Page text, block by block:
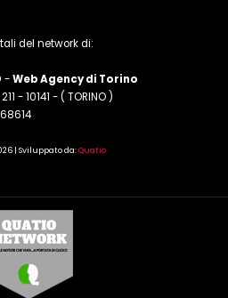
del network di:
-Web Agency di Torino
211 - 10141 - ( TORINO )
| Sviluppato da:Quatio